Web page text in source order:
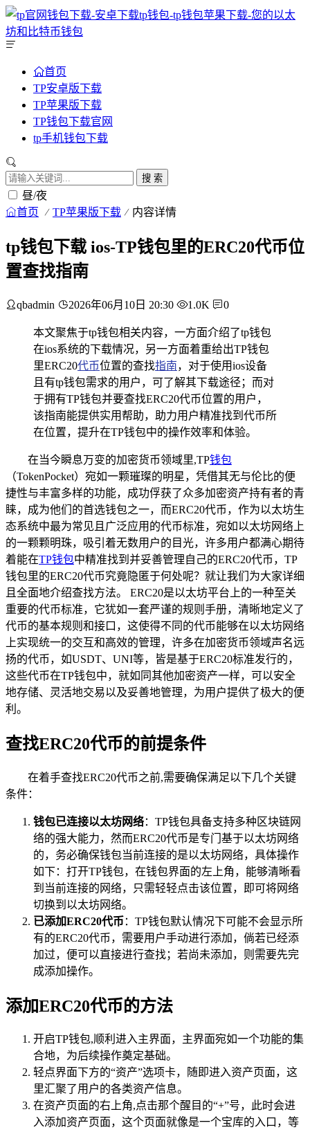
首页
TP安卓版下载
TP苹果版下载
TP钱包下载官网
tp手机钱包下载
搜 索
昼/夜
首页 TP苹果版下载 内容详情
tp钱包下载 ios-TP钱包里的ERC20代币位
置查找指南
qbadmin 2026年06月10日 20:30 1.0K 0
本文聚焦于tp钱包相关内容，一方面介绍了tp钱包
在ios系统的下载情况，另一方面着重给出TP钱包
里ERC20代币位置的查找指南，对于使用ios设备
且有tp钱包需求的用户，可了解其下载途径；而对
于拥有TP钱包并要查找ERC20代币位置的用户，
该指南能提供实用帮助，助力用户精准找到代币所
在位置，提升在TP钱包中的操作效率和体验。
在当今瞬息万变的加密货币领域里,TP钱包
（TokenPocket）宛如一颗璀璨的明星，凭借其无与伦比的便
捷性与丰富多样的功能，成功俘获了众多加密资产持有者的青
睐，成为他们的首选钱包之一，而ERC20代币，作为以太坊生
态系统中最为常见且广泛应用的代币标准，宛如以太坊网络上
的一颗颗明珠，吸引着无数用户的目光，许多用户都满心期待
着能在TP钱包中精准找到并妥善管理自己的ERC20代币，TP
钱包里的ERC20代币究竟隐匿于何处呢？就让我们为大家详细
且全面地介绍查找方法。 ERC20是以太坊平台上的一种至关
重要的代币标准，它犹如一套严谨的规则手册，清晰地定义了
代币的基本规则和接口，这使得不同的代币能够在以太坊网络
上实现统一的交互和高效的管理，许多在加密货币领域声名远
扬的代币，如USDT、UNI等，皆是基于ERC20标准发行的，
这些代币在TP钱包中，就如同其他加密资产一样，可以安全
地存储、灵活地交易以及妥善地管理，为用户提供了极大的便
利。
查找ERC20代币的前提条件
在着手查找ERC20代币之前,需要确保满足以下几个关键
条件：
钱包已连接以太坊网络：TP钱包具备支持多种区块链网
络的强大能力，然而ERC20代币是专门基于以太坊网络
的，务必确保钱包当前连接的是以太坊网络，具体操作
如下：打开TP钱包，在钱包界面的左上角，能够清晰看
到当前连接的网络，只需轻轻点击该位置，即可将网络
切换到以太坊网络。
已添加ERC20代币 ：TP钱包默认情况下可能不会显示所
有的ERC20代币，需要用户手动进行添加，倘若已经添
加过，便可以直接进行查找；若尚未添加，则需要先完
成添加操作。
添加ERC20代币的方法
开启TP钱包,顺利进入主界面，主界面宛如一个功能的集
合地，为后续操作奠定基础。
轻点界面下方的“资产”选项卡，随即进入资产页面，这
里汇聚了用户的各类资产信息。
在资产页面的右上角,点击那个醒目的“+”号，此时会进
入添加资产页面，这个页面就像是一个宝库的入口，等